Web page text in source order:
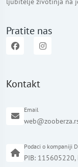
Pratite nas
Kontakt
Email
Podaci o kompaniji
PIB: 115605220,